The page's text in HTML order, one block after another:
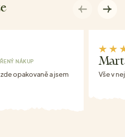
NÁKUP
opakovaně a jsem
Vše v